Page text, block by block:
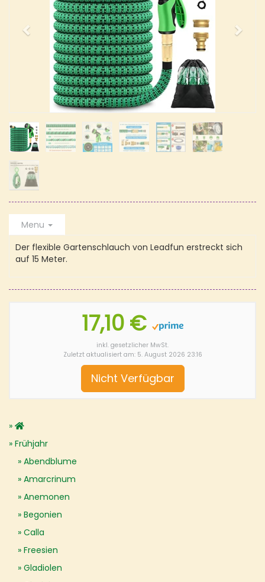
Menu
Der flexible Gartenschlauch von Leadfun erstreckt sich
auf 15 Meter.
17,10 €
inkl. gesetzlicher MwSt.
Zuletzt aktualisiert am: 5. August 2026 23:16
Nicht Verfügbar
Frühjahr
Abendblume
Amarcrinum
Anemonen
Begonien
Calla
Freesien
Gladiolen